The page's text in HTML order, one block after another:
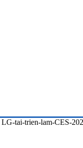
LG-tai-trien-lam-CES-